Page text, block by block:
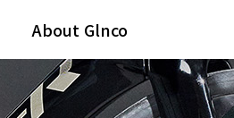
About Glnco